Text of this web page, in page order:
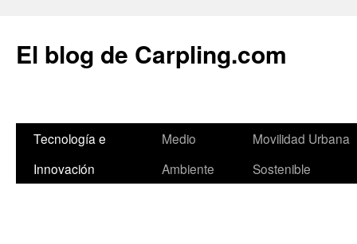
El blog de Carpling.com
Saltar
Tecnología e
Innovación
Medio
Ambiente
Movilidad Urbana
Sostenible